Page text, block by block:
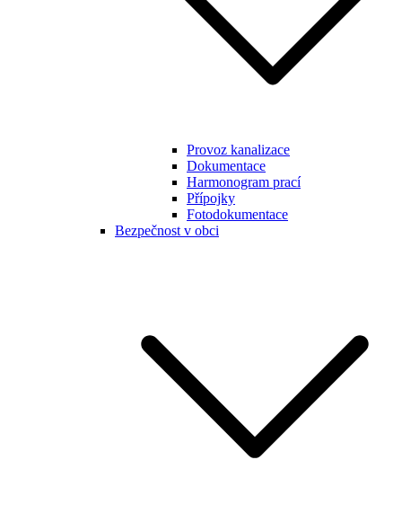
Provoz kanalizace
Dokumentace
Harmonogram prací
Přípojky
Fotodokumentace
Bezpečnost v obci